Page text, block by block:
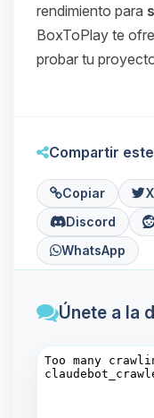
rendimiento para
BoxToPlay te
probar tu
Compartir
Copiar X
Discord
WhatsApp
Únete a la